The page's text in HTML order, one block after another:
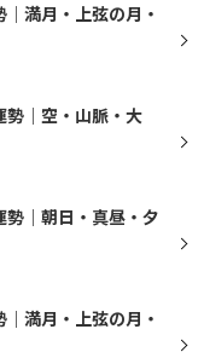
満月・上弦の月・
｜空・山脈・大
｜朝日・真昼・夕
満月・上弦の月・